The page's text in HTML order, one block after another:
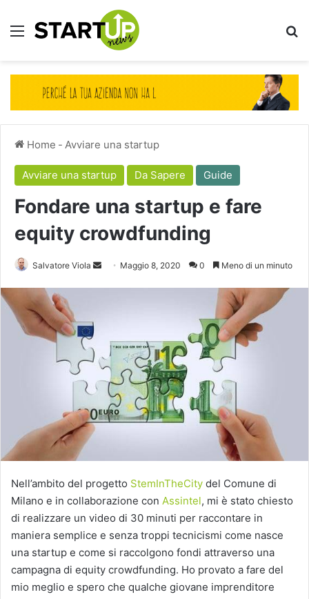
Menu
Home - Avviare una startup
Avviare una startup Da Sapere Guide
Fondare una startup e fare
equity crowdfunding
Salvatore Viola
Invia Maggio 8, 2020 0 Meno di un minuto
Nell’ambito del progetto StemInTheCity del Comune di
Milano e in collaborazione con Assintel, mi è stato chiesto
di realizzare un video di 30 minuti per raccontare in
maniera semplice e senza troppi tecnicismi come nasce
una startup e come si raccolgono fondi attraverso una
campagna di equity crowdfunding. Ho provato a fare del
mio meglio e spero che qualche giovane imprenditore